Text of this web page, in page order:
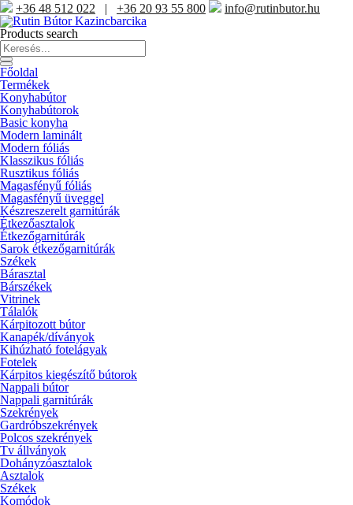
+36 48 512 022 | +36 20 93 55 800
info@rutinbutor.hu
Products search
Főoldal
Termékek
Konyhabútor
Konyhabútorok
Basic konyha
Modern laminált
Modern fóliás
Klasszikus fóliás
Rusztikus fóliás
Magasfényű fóliás
Magasfényű üveggel
Készreszerelt garnitúrák
Étkezőasztalok
Étkezőgarnitúrák
Sarok étkezőgarnitúrák
Székek
Bárasztal
Bárszékek
Vitrinek
Tálalók
Kárpitozott bútor
Kanapék/díványok
Kihúzható fotelágyak
Fotelek
Kárpitos kiegészítő bútorok
Nappali bútor
Nappali garnitúrák
Szekrények
Gardróbszekrények
Polcos szekrények
Tv állványok
Dohányzóasztalok
Asztalok
Székek
Komódok